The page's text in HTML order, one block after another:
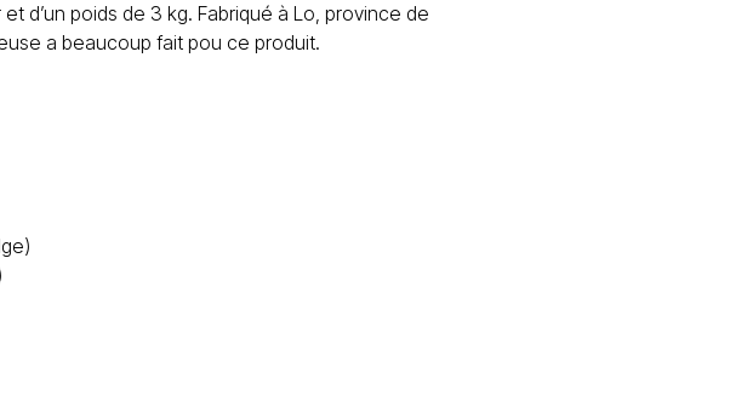
d’un poids de 3 kg. Fabriqué à Lo, province de
a beaucoup fait pou ce produit.